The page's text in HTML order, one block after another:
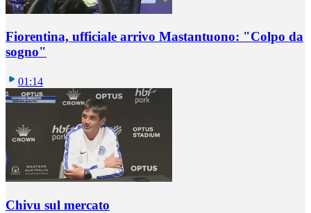
Fiorentina, ufficiale arrivo Mastantuono: "Colpo da
sogno"
01:14
Chivu sul mercato